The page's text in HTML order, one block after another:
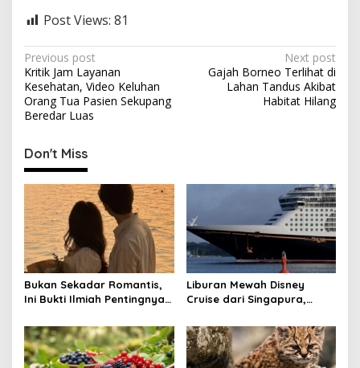
Post Views: 81
P
o
s
t
n
a
v
i
g
a
t
i
o
n
Previous post
Kritik Jam Layanan
Kesehatan, Video Keluhan
Orang Tua Pasien Sekupang
Beredar Luas
Next post
Gajah Borneo Terlihat di
Lahan Tandus Akibat
Habitat Hilang
Don't Miss
Bukan Sekadar Romantis,
Ini Bukti Ilmiah Pentingnya
Liburan Mewah Disney
Cruise dari Singapura,